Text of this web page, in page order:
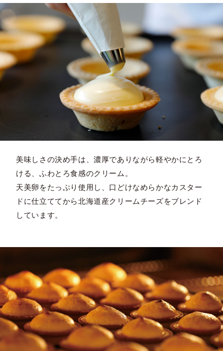
美味しさの決め手は、濃厚でありながら軽やかにとろ
ける、ふわとろ食感のクリーム。
天美卵をたっぷり使用し、口どけなめらかなカスター
ドに仕立ててから北海道産クリームチーズをブレンド
しています。